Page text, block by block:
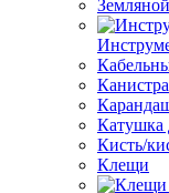
Канистра
Катушка
Кисть/
Клещи